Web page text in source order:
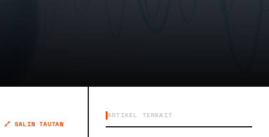
🔗 SALIN TAUTAN
ARTIKEL TERKAIT